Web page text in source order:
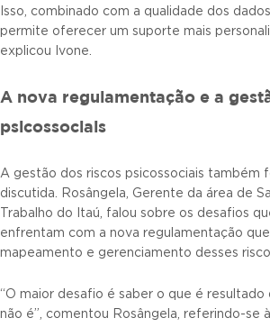
Isso, combinado com a qualidade dos
permite oferecer um suporte mais
explicou Ivone.
A nova regulamentação e a
psicossociais
A gestão dos riscos psicossociais também
discutida. Rosângela, Gerente da área de
Trabalho do Itaú, falou sobre os desafios
enfrentam com a nova regulamentação
mapeamento e gerenciamento desses
“O maior desafio é saber o que é resultado
não é”, comentou Rosângela, referindo-se